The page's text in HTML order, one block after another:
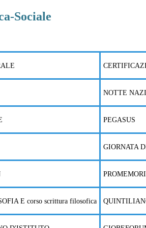
Sociale
NOTTE
PEGASUS
GIORNATA
E corso scrittura filosofica